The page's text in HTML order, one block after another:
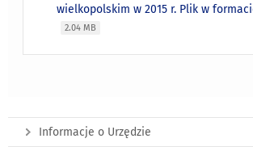
wielkopolskim w 2015 r. Plik w
2.04 MB
Informacje o Urzędzie